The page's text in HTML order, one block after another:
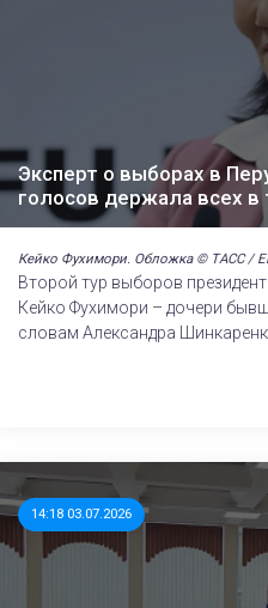
Эксперт о выборах в
голосов держала всех в
Кейко Фухимори. Обложка © ТАСС /
Второй тур выборов
Кейко Фухимори – дочери
словам Александра
14:18 03.07.2026